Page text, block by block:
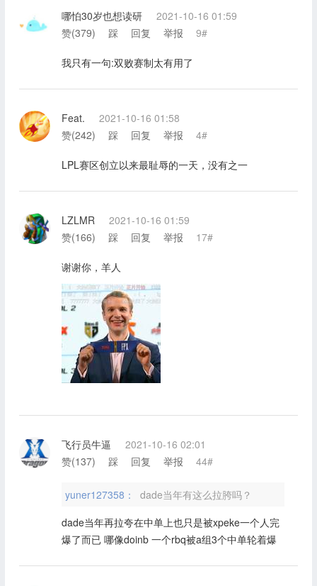
哪怕30岁也想读研
2021-10-16 01:59
赞(379) 踩 回复 举报 9#
我只有一句:双败赛制太有用了
Feat.
2021-10-16 01:58
赞(242) 踩 回复 举报 4#
LPL赛区创立以来最耻辱的一天，没有之一
LZLMR
2021-10-16 01:59
赞(166) 踩 回复 举报 17#
谢谢你，羊人
飞行员牛逼
2021-10-16 02:01
赞(137) 踩 回复 举报 44#
yuner127358：
dade当年有这么拉胯吗？
dade当年再拉夸在中单上也只是被xpeke一个人完
爆了而已 哪像doinb 一个rbq被a组3个中单轮着爆